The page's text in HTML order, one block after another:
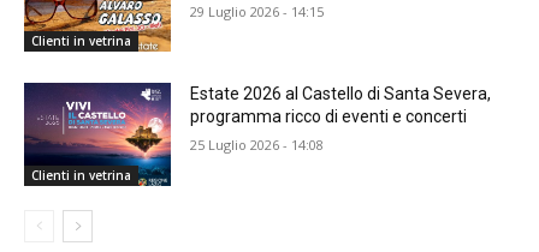
Clienti in vetrina
29 Luglio 2026 - 14:15
Clienti in vetrina
Estate 2026 al Castello di Santa Severa,
programma ricco di eventi e concerti
25 Luglio 2026 - 14:08